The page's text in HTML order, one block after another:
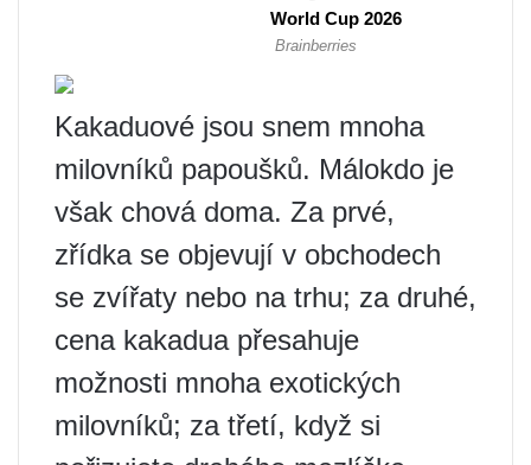
Kakaduové jsou snem mnoha
milovníků papoušků. Málokdo je
však chová doma. Za prvé,
zřídka se objevují v obchodech
se zvířaty nebo na trhu; za druhé,
cena kakadua přesahuje
možnosti mnoha exotických
milovníků; za třetí, když si